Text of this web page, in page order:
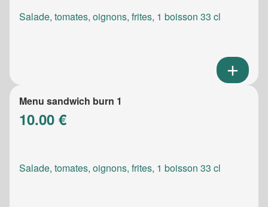
Salade, tomates, oignons, frites, 1 boisson 33 cl
Menu sandwich burn 1
10.00 €
Salade, tomates, oignons, frites, 1 boisson 33 cl